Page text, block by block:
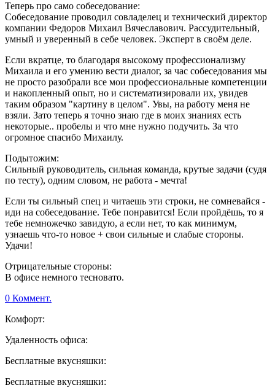
Теперь про само собеседование:
Собеседование проводил совладелец и технический директор
компании Федоров Михаил Вячеславович. Рассудительный,
умный и уверенный в себе человек. Эксперт в своём деле.
Если вкратце, то благодаря высокому профессионализму
Михаила и его умению вести диалог, за час собеседования мы
не просто разобрали все мои профессиональные компетенции
и накопленный опыт, но и систематизировали их, увидев
таким образом "картину в целом". Увы, на работу меня не
взяли. Зато теперь я точно знаю где в моих знаниях есть
некоторые.. пробелы и что мне нужно подучить. За что
огромное спасибо Михаилу.
Подытожим:
Сильный руководитель, сильная команда, крутые задачи (судя
по тесту), одним словом, не работа - мечта!
Если ты сильный спец и читаешь эти строки, не сомневайся -
иди на собеседование. Тебе понравится! Если пройдёшь, то я
тебе немножечко завидую, а если нет, то как минимум,
узнаешь что-то новое + свои сильные и слабые стороны.
Удачи!
Отрицательные стороны:
В офисе немного тесновато.
0 Коммент.
Комфорт:
Удаленность офиса:
Бесплатные вкусняшки:
Бесплатные вкусняшки: